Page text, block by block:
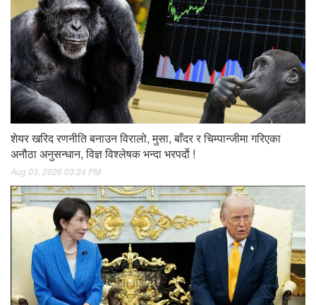
शेयर खरिद रणनीति बनाउन विरालो, मुसा, बाँदर र चिम्पान्जीमा गरिएका
अनौठा अनुसन्धान, विज्ञ विश्लेषक भन्दा भरपर्दाे !
Aug 03, 2026 03:24 PM